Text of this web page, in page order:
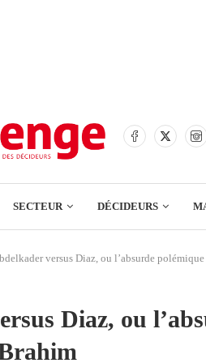
SECTEUR DÉCIDEURS
versus Diaz, ou l’absurde
Diaz, ou